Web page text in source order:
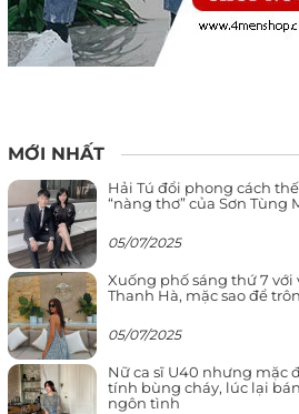
MỚI NHẤT
Hải Tú đổi phong cách
“nàng thơ” của Sơn Tùng
05/07/2025
Xuống phố sáng thứ 7 với
Thanh Hà, mặc sao để
05/07/2025
Nữ ca sĩ U40 nhưng mặc
tính bùng cháy, lúc lại
ngôn tình